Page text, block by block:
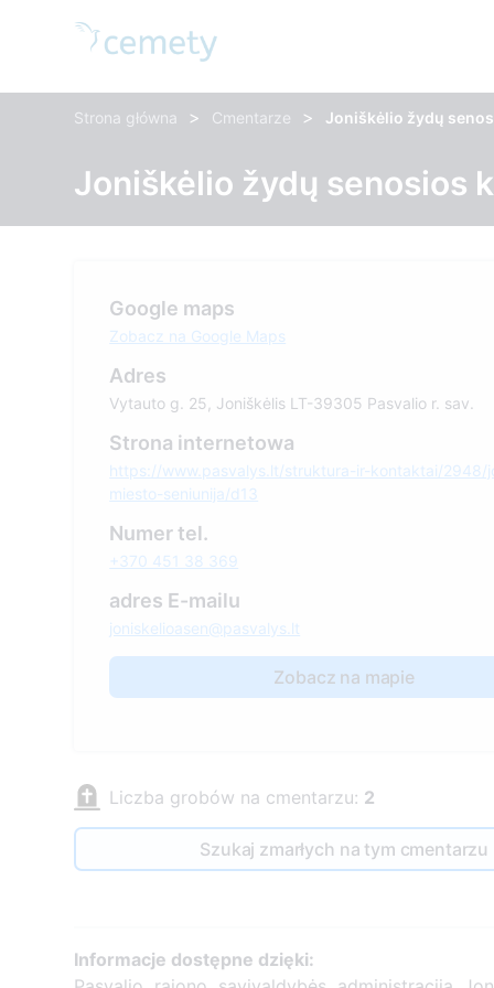
Strona główna > Cmentarze > Joniškėlio žydų
Joniškėlio žydų senosios
Google maps
Zobacz na Google Maps
Adres
Vytauto g. 25, Joniškėlis LT-39305 Pasvalio r. sav.
Strona internetowa
https://www.pasvalys.lt/struktura-ir-kontaktai/2948/
miesto-seniunija/d13
Numer tel.
+370 451 38 369
adres E-mailu
joniskelioasen@pasvalys.lt
Zobacz na mapie
Liczba grobów na cmentarzu: 2
Szukaj zmarłych na tym cmentarzu
Informacje dostępne dzięki: